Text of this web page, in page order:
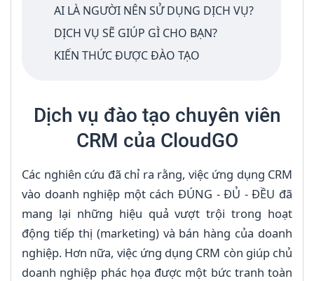
AI LÀ NGƯỜI NÊN SỬ DỤNG DỊCH VỤ?
DỊCH VỤ SẼ GIÚP GÌ CHO BẠN?
KIẾN THỨC ĐƯỢC ĐÀO TẠO
Dịch vụ đào tạo chuyên viên
CRM của CloudGO
Các nghiên cứu đã chỉ ra rằng, việc ứng dụng CRM
vào doanh nghiệp một cách ĐÚNG - ĐỦ - ĐỀU đã
mang lại những hiệu quả vượt trội trong hoạt
động tiếp thị (marketing) và bán hàng của doanh
nghiệp. Hơn nữa, việc ứng dụng CRM còn giúp chủ
doanh nghiệp phác họa được một bức tranh toàn